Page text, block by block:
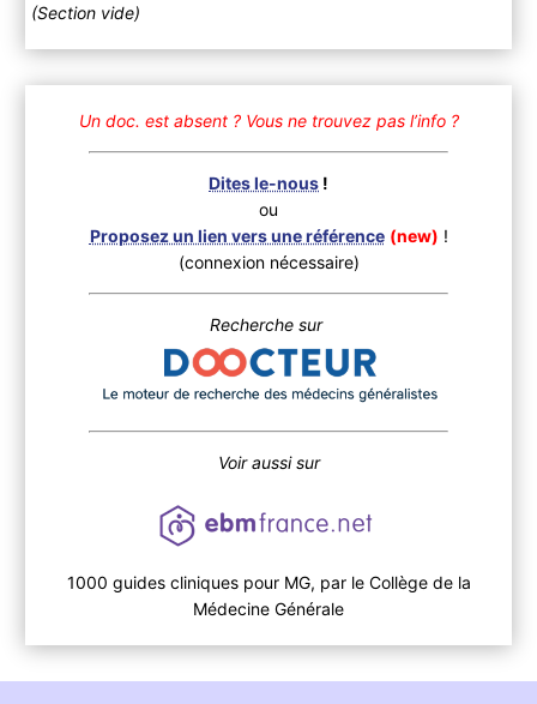
(Section vide)
Un doc. est absent ? Vous ne trouvez pas l’info ?
Dites le-nous !
ou
Proposez un lien vers une référence (new) !
(connexion nécessaire)
Recherche sur
Voir aussi sur
1000 guides cliniques pour MG, par le Collège de la
Médecine Générale